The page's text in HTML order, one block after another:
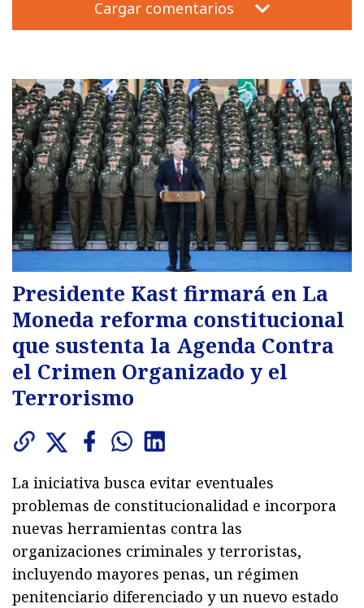
Cargar comentarios
Presidente Kast firmará en La
Moneda reforma constitucional
que sustenta la Agenda Contra
el Crimen Organizado y el
Terrorismo
La iniciativa busca evitar eventuales
problemas de constitucionalidad e incorpora
nuevas herramientas contra las
organizaciones criminales y terroristas,
incluyendo mayores penas, un régimen
penitenciario diferenciado y un nuevo estado